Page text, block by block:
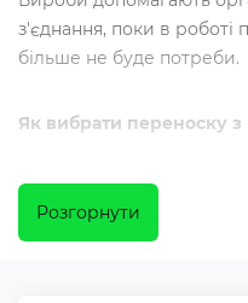
з'єднання, поки в роботі
більше не буде потреби.
Як вибрати переноску
Найбільш затребуваними
220 В. Перед покупкою
застосування
Розгорнути